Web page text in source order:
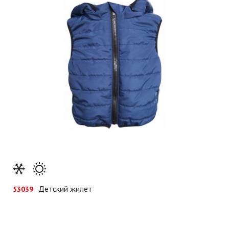
53039 Детский жилет